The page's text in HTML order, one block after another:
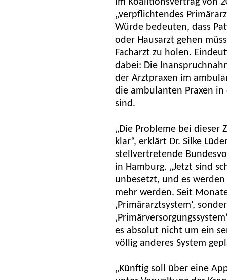
„verpflichtendes
Würde bedeuten, dass
oder Hausarzt gehen
Facharzt zu holen.
dabei: Die
der Arztpraxen im
die ambulanten Praxen in
sind.
„Die Probleme bei dieser
klar“, erklärt Dr. Silke
stellvertretende
in Hamburg. „Jetzt sind
unbesetzt, und es
mehr werden. Seit
‚Primärarztsystem‘,
es absolut nicht um ein
völlig anderes System
„Künftig soll über eine